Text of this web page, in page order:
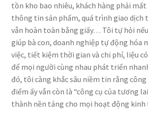
tồn kho bao nhiêu, khách hàng phải
thông tin sản phẩm, quá trình giao dịch
vẫn hoàn toàn bằng giấy… Tôi tự hỏi
giúp bà con, doanh nghiệp tự động hóa
việc, tiết kiệm thời gian và chi phí, liệu
để mọi người cùng nhau phát triển
đó, tôi càng khắc sâu niềm tin rằng
điểm ấy vẫn còn là “công cụ của tương
thành nền tảng cho mọi hoạt động kinh